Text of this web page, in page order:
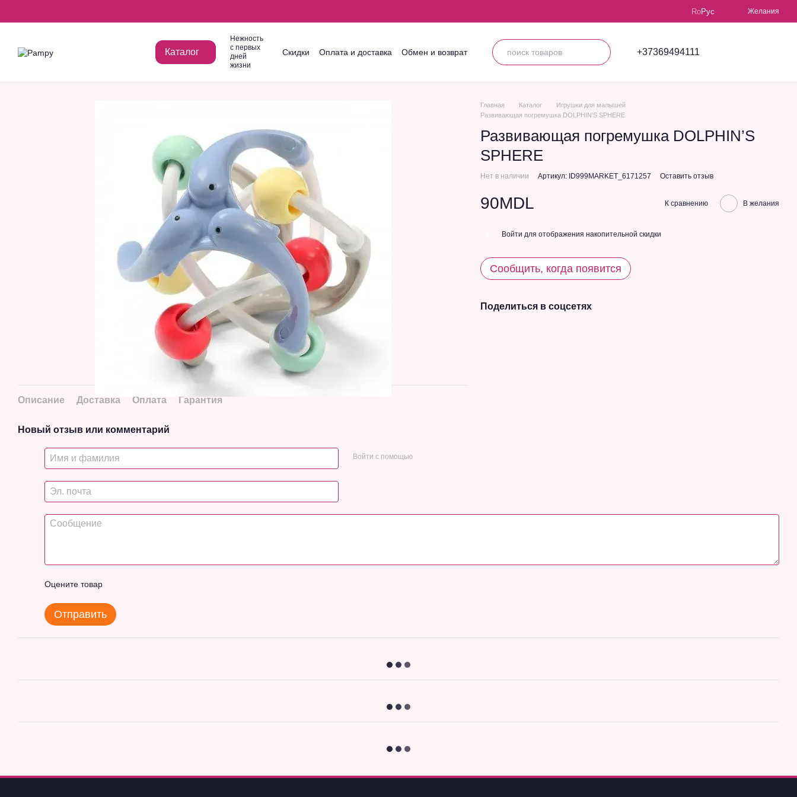
RoРус Желания
Каталог
Нежность
с первых
дней
жизни
Скидки Оплата и доставка
Обмен и возврат
+37369494111
Описание Доставка Оплата Гарантия
Главная Каталог
Игрушки для малышей
Развивающая погремушка DOLPHIN’S SPHERE
Развивающая погремушка DOLPHIN’S
SPHERE
Нет в наличии Артикул: ID999MARKET_6171257 Оставить отзыв
90MDL К сравнению В желания
Войти для отображения накопительной скидки
Сообщить, когда появится
Поделиться в соцсетях
Новый отзыв или комментарий
Войти с помощью
Оцените товар
Отправить